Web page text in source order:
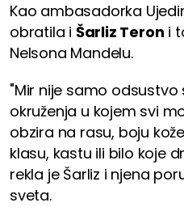
Kao ambasadorka
obratila i Šarliz Teron i
Nelsona Mandelu.
"Mir nije samo odsustvo
okruženja u kojem svi
obzira na rasu, boju
klasu, kastu ili bilo koje
rekla je Šarliz i njena
sveta.